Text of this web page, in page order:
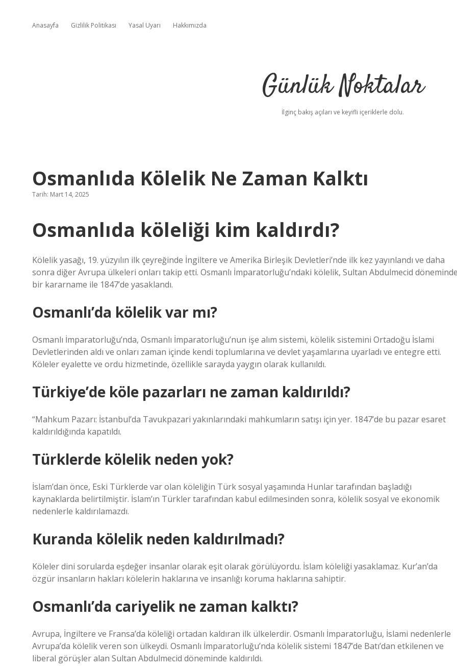
Anasayfa Gizlilik Politikası Yasal Uyarı Hakkımızda
Günlük Noktalar
İlginç bakış açıları ve keyifli içeriklerle dolu.
Osmanlıda Kölelik Ne Zaman Kalktı
Tarih: Mart 14, 2025
Osmanlıda köleliği kim kaldırdı?
Kölelik yasağı, 19. yüzyılın ilk çeyreğinde İngiltere ve Amerika Birleşik Devletleri’nde ilk kez yayınlandı ve daha
sonra diğer Avrupa ülkeleri onları takip etti. Osmanlı İmparatorluğu’ndaki kölelik, Sultan Abdulmecid
bir kararname ile 1847’de yasaklandı.
Osmanlı’da kölelik var mı?
Osmanlı İmparatorluğu’nda, Osmanlı İmparatorluğu’nun işe alım sistemi, kölelik sistemini Ortadoğu İslami
Devletlerinden aldı ve onları zaman içinde kendi toplumlarına ve devlet yaşamlarına uyarladı ve entegre etti.
Köleler eyalette ve ordu hizmetinde, özellikle sarayda yaygın olarak kullanıldı.
Türkiye’de köle pazarları ne zaman kaldırıldı?
“Mahkum Pazarı: İstanbul’da Tavukpazari yakınlarındaki mahkumların satışı için yer. 1847’de bu pazar esaret
kaldırıldığında kapatıldı.
Türklerde kölelik neden yok?
İslam’dan önce, Eski Türklerde var olan köleliğin Türk sosyal yaşamında Hunlar tarafından başladığı
kaynaklarda belirtilmiştir. İslam’ın Türkler tarafından kabul edilmesinden sonra, kölelik sosyal ve ekonomik
nedenlerle kaldırılamazdı.
Kuranda kölelik neden kaldırılmadı?
Köleler dini sorularda eşdeğer insanlar olarak eşit olarak görülüyordu. İslam köleliği yasaklamaz. Kur’an’da
özgür insanların hakları kölelerin haklarına ve insanlığı koruma haklarına sahiptir.
Osmanlı’da cariyelik ne zaman kalktı?
Avrupa, İngiltere ve Fransa’da köleliği ortadan kaldıran ilk ülkelerdir. Osmanlı İmparatorluğu, İslami nedenlerle
Avrupa’da kölelik veren son ülkeydi. Osmanlı İmparatorluğu’nda kölelik sistemi 1847’de Batı’dan etkilenen ve
liberal görüşler alan Sultan Abdulmecid döneminde kaldırıldı.